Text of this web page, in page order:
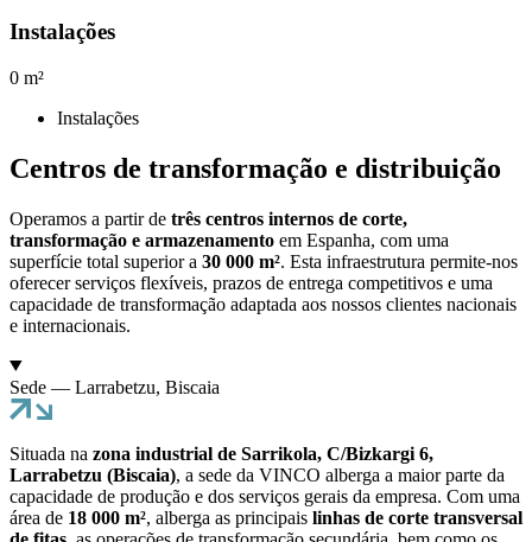
Instalações
0 m²
Instalações
Centros de transformação e distribuição
Operamos a partir de três centros internos de corte,
transformação e armazenamento em Espanha, com uma
superfície total superior a 30 000 m². Esta infraestrutura permite-nos
oferecer serviços flexíveis, prazos de entrega competitivos e uma
capacidade de transformação adaptada aos nossos clientes nacionais
e internacionais.
Sede — Larrabetzu, Biscaia
Situada na zona industrial de Sarrikola, C/Bizkargi 6,
Larrabetzu (Biscaia), a sede da VINCO alberga a maior parte da
capacidade de produção e dos serviços gerais da empresa. Com uma
área de 18 000 m², alberga as principais linhas de corte transversal